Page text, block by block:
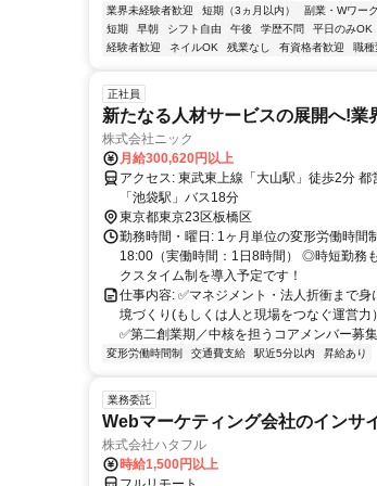
業界未経験者歓迎 短期（3ヵ月以内） 副業・Wワー
短期
早朝 シフト自由 午後 学歴不問 平日のみOK
経験者歓迎
ネイルOK 残業なし 有資格者歓迎 職種
正社員
新たなる人材サービスの展開へ!
株式会社ニック
月給300,620円以上
アクセス: 東武東上線「大山駅」徒歩2分 都営三田線「板橋区役所前駅」徒歩15分
「池袋駅」バス18分
東京都東京23区板橋区
勤務時間・曜日: 1ヶ月単位の変形労働時間
18:00（実働時間：1日8時間） ◎時短勤務
クスタイム制を導入予定です！
仕事内容: ✅マネジメント・法人折衝まで
境づくり(もしくは人と現場をつなぐ運営
✅第二創業期／中核を担うコアメンバー募
変形労働時間制 交通費支給 駅近5分以内 昇給あり
業務委託
Webマーケティング会社のインサ
株式会社ハタフル
時給1,500円以上